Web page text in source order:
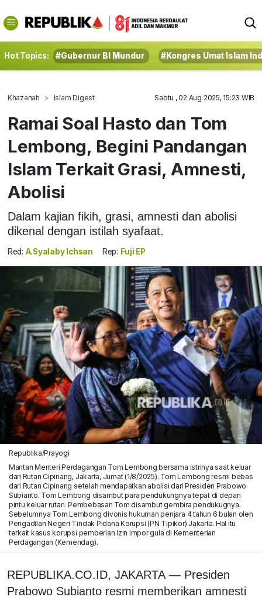
Hot Topics: #Gubernur BI Mundur #Kongres Umat Islam
Khazanah Islam Digest Sabtu , 02 Aug 2025, 15:23 WIB
Ramai Soal Hasto dan Tom
Lembong, Begini Pandangan
Islam Terkait Grasi, Amnesti,
Abolisi
Dalam kajian fikih, grasi, amnesti dan abolisi
dikenal dengan istilah syafaat.
Red: A.Syalaby Ichsan Rep: Fuji EP
Republika/Prayogi
Mantan Menteri Perdagangan Tom Lembong bersama istrinya saat keluar
dari Rutan Cipinang, Jakarta, Jumat (1/8/2025). Tom Lembong resmi bebas
dari Rutan Cipinang setelah mendapatkan abolisi dari Presiden Prabowo
Subianto. Tom Lembong disambut para pendukungnya tepat di depan
pintu keluar rutan. Pembebasan Tom disambut gembira pendukugnya.
Sebelumnya Tom Lembong divonis hukuman penjara 4 tahun 6 bulan oleh
Pengadilan Negeri Tindak Pidana Korupsi (PN Tipikor) Jakarta. Hal itu
terkait kasus korupsi pemberian izin impor gula di Kementerian
Perdagangan (Kemendag).
REPUBLIKA.CO.ID, JAKARTA — Presiden
Prabowo Subianto resmi memberikan amnesti